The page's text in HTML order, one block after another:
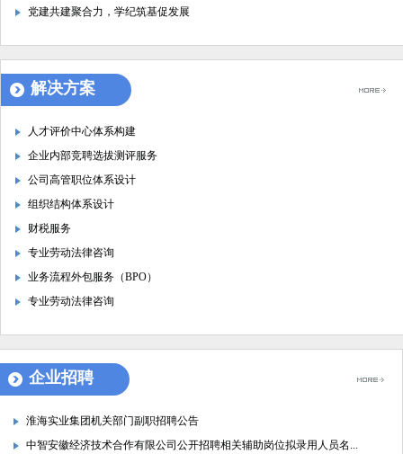
2022合肥急救中心担架员招聘启事
2022合肥急救中心调度员、急救护士招聘启事
中智安徽公司2021年-2023年度供应商入库项目中标公示
合肥电力安装有限公司2021校园招聘第一批补录公告
合肥电力安装有限公司2021年校园招聘综合成绩公示
中标公示
中智安徽公司企业展厅、党员活动室装修项目邀标公告
党建共建聚合力，学纪筑基促发展
解决方案
人才评价中心体系构建
企业内部竞聘选拔测评服务
公司高管职位体系设计
组织结构体系设计
财税服务
专业劳动法律咨询
业务流程外包服务（BPO）
专业劳动法律咨询
企业招聘
淮海实业集团机关部门副职招聘公告
中智安徽经济技术合作有限公司公开招聘相关辅助岗位拟录用人员名...